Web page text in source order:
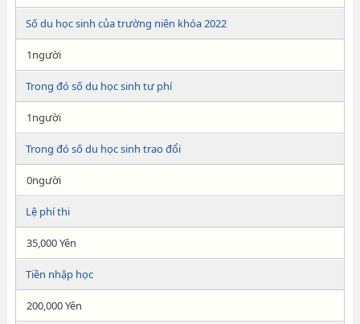
Số du học sinh của trường niên khóa 2022
1người
Trong đó số du học sinh tư phí
1người
Trong đó số du học sinh trao đổi
0người
Lệ phí thi
35,000 Yên
Tiền nhập học
200,000 Yên